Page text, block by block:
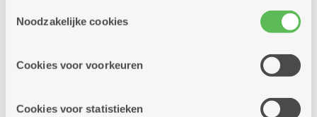
cookies hebben we jouw toestemming nodig. Sommige
cookies worden geplaatst door derde partijen die een
informatie over jouw (geanonimiseerd) gebruik van onze
partners kunnen deze gegevens combineren met andere
Noodzakelijke cookies
Cookies voor voorkeuren
Cookies voor statistieken